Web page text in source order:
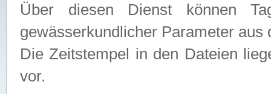
Über diesen Dienst können
gewässerkundlicher Parameter aus
Die Zeitstempel in den Dateien
vor.